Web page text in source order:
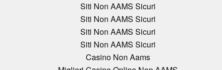
Siti Non AAMS Sicuri
Siti Non AAMS Sicuri
Siti Non AAMS Sicuri
Siti Non AAMS Sicuri
Casino Non Aams